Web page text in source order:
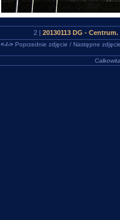
2 | 20130113 DG -
<-/->Poprzednie zdjęcie / Następne